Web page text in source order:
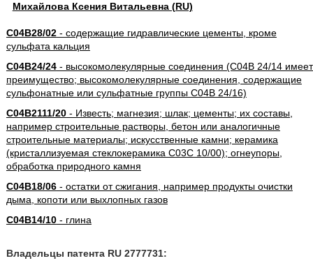
Михайлова Ксения Витальевна (RU)
C04B28/02- содержащие гидравлические цементы, кроме
сульфата кальция
C04B24/24- высокомолекулярные соединения (C04B 24/14 имеет
преимущество; высокомолекулярные соединения, содержащие
сульфонатные или сульфатные группы C04B 24/16)
C04B2111/20- Известь; магнезия; шлак; цементы; их составы,
например строительные растворы, бетон или аналогичные
строительные материалы; искусственные камни; керамика
(кристаллизуемая стеклокерамика C03C 10/00); огнеупоры,
обработка природного камня
C04B18/06- остатки от сжигания, например продукты очистки
дыма, копоти или выхлопных газов
C04B14/10- глина
Владельцы патента RU 2777731: